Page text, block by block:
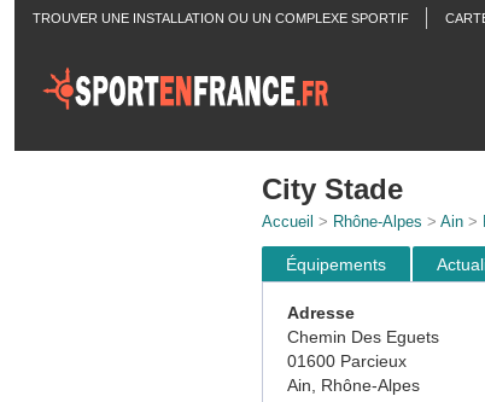
TROUVER UNE INSTALLATION OU UN COMPLEXE SPORTIF
City Stade
Accueil > Rhône-Alpes > Ain>
Équipements
Adresse
Chemin Des Eguets
01600 Parcieux
Ain, Rhône-Alpes